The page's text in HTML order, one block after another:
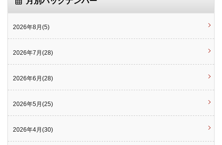
2026年8月(5)
2026年7月(28)
2026年6月(28)
2026年5月(25)
2026年4月(30)